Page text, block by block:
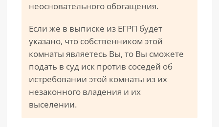
неосновательного обогащения.
Если же в выписке из ЕГРП будет
указано, что собственником этой
комнаты являетесь Вы, то Вы сможете
подать в суд иск против соседей об
истребовании этой комнаты из их
незаконного владения и их
выселении.